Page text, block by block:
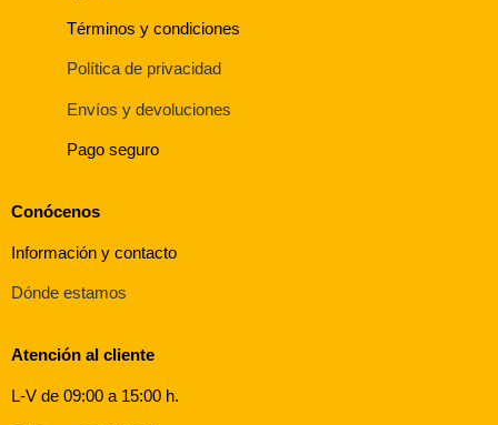
Términos y condiciones
Política de privacidad
Envíos y devoluciones
Pago seguro
Conócenos
Información y contacto
Dónde estamos
Atención al cliente
L-V de 09:00 a 15:00 h.